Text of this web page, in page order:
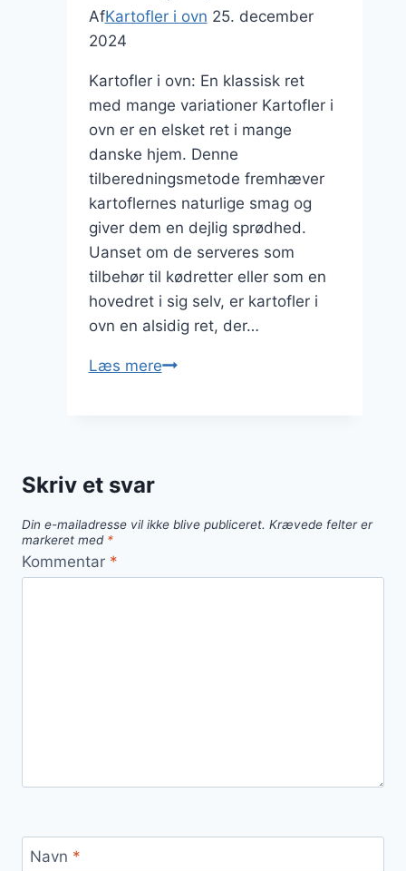
farverig
AfKartofler i ovn 25. december
2024
Kartofler i ovn: En klassisk ret
med mange variationer Kartofler i
ovn er en elsket ret i mange
danske hjem. Denne
tilberedningsmetode fremhæver
kartoflernes naturlige smag og
giver dem en dejlig sprødhed.
Uanset om de serveres som
tilbehør til kødretter eller som en
hovedret i sig selv, er kartofler i
ovn en alsidig ret, der…
Læs mereKartofler
Skriv et svar
Din e-mailadresse vil ikke blive publiceret. Krævede felter er
markeret med *
Kommentar *
Navn *